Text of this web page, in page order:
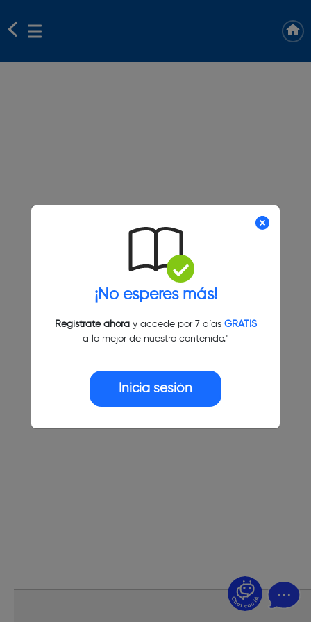
¡No esperes más!
Regístrate ahoray accede por 7 días GRATIS
a lo mejor de nuestro contenido."
Inicia sesión